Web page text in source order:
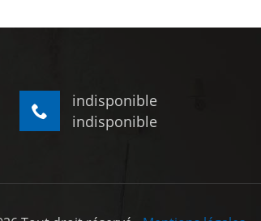
indisponible
indisponible